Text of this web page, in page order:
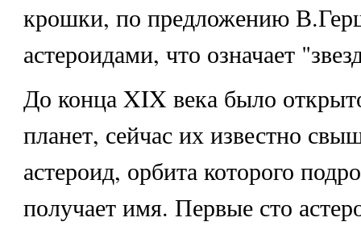
крошки, по предложению
астероидами, что означает
До конца XIX века было
планет, сейчас их известно
астероид, орбита которого
получает имя. Первые сто